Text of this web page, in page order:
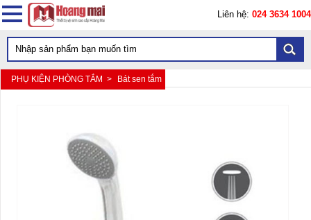
Liên hệ: 024 3634 1004
PHỤ KIỆN PHÒNG TẮM > Bát sen tắm